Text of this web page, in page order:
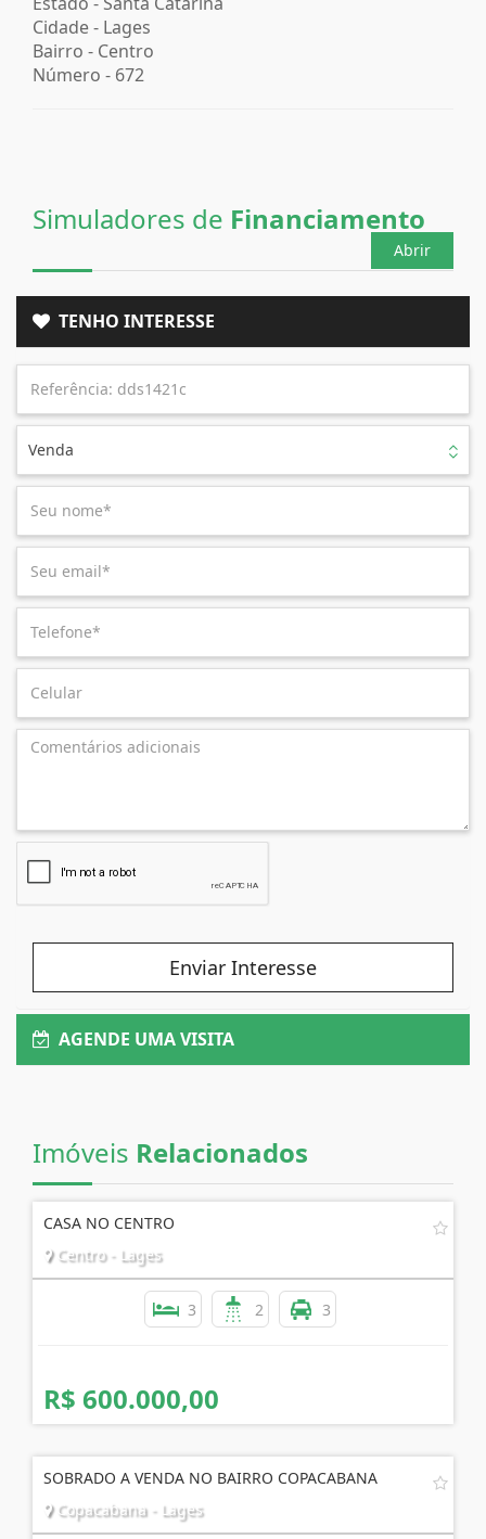
Cidade - Lages
Bairro - Centro
Número - 672
Simuladores de Financiamento
Abrir
TENHO INTERESSE
Venda
Enviar Interesse
AGENDE UMA VISITA
Imóveis Relacionados
CASA NO CENTRO
Centro - Lages
3 2 3
R$ 600.000,00
SOBRADO A VENDA NO BAIRRO COPACABANA
Copacabana - Lages